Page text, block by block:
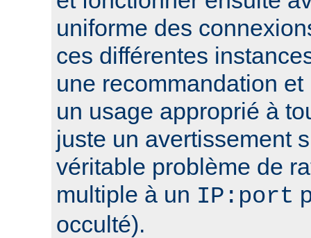
uniforme des
ces différentes
une recommandation
un usage approprié à
juste un avertissement
véritable problème de
multiple à un IP:port
occulté).